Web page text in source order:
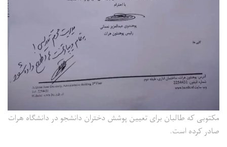
مکتوبی که طالبان برای تعیین پوشش دختران دانشجو در دانشگاه هرات
صادر کرده است.